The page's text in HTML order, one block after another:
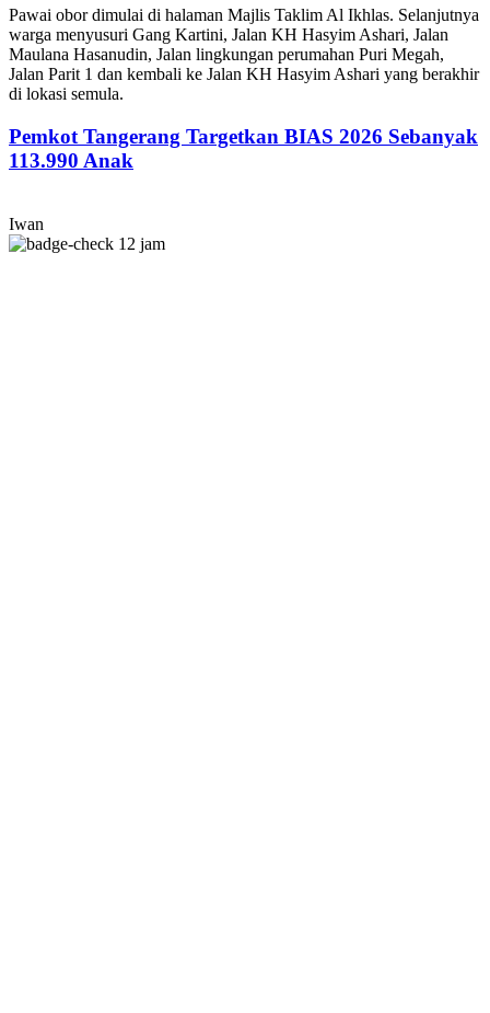
Pawai obor dimulai di halaman Majlis Taklim Al Ikhlas. Selanjutnya
warga menyusuri Gang Kartini, Jalan KH Hasyim Ashari, Jalan
Maulana Hasanudin, Jalan lingkungan perumahan Puri Megah,
Jalan Parit 1 dan kembali ke Jalan KH Hasyim Ashari yang berakhir
di lokasi semula.
Pemkot Tangerang Targetkan BIAS 2026 Sebanyak
113.990 Anak
Iwan
12 jam